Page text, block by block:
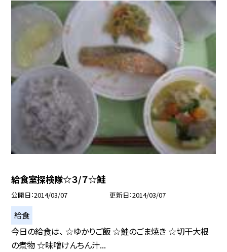
給食室探検隊☆３/７☆鮭
公開日 2014/03/07 更新日 2014/03/07
給食
今日の給食は、 ☆ゆかりご飯 ☆鮭のごま焼き ☆切干大根
の煮物 ☆味噌けんちん汁...